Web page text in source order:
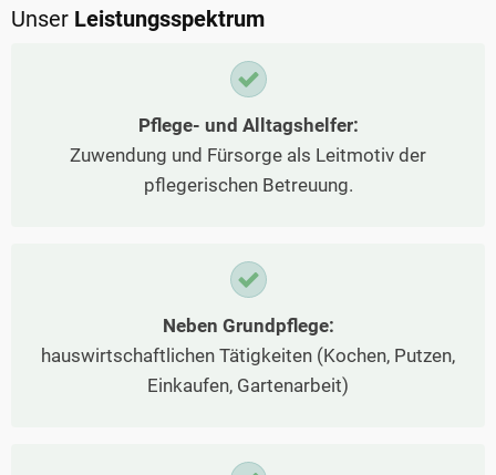
Unser Leistungsspektrum
Pflege- und Alltagshelfer:
Zuwendung und Fürsorge als Leitmotiv der
pflegerischen Betreuung.
Neben Grundpflege:
hauswirtschaftlichen Tätigkeiten (Kochen, Putzen,
Einkaufen, Gartenarbeit)